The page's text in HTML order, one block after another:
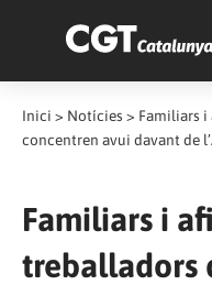
Inici > Notícies > Familiars i
concentren avui davant de
Familiars i
treballadors